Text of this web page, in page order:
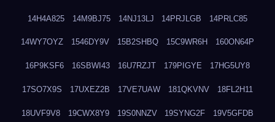
14H4A825 14M9BJ75 14NJ13LJ 14PRJLGB 14PRLC85
14WY7OYZ 1546DY9V 15B2SHBQ 15C9WR6H 160ON64P
16P9KSF6 16SBWI43 16U7RZJT 179PIGYE 17HG5UY8
17SO7X9S 17UXEZ2B 17VE7UAW 181QKVNV 18FL2H11
18UVF9V8 19CWX8Y9 19S0NNZV 19SYNG2F 19V5GFDB